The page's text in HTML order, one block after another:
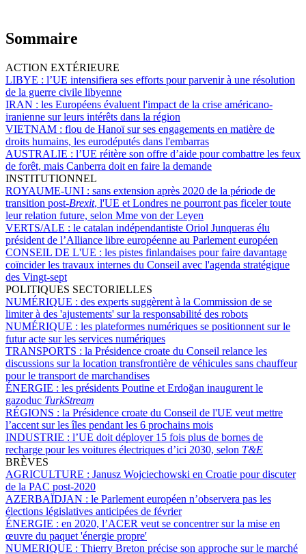
Sommaire
ACTION EXTÉRIEURE
LIBYE : l’UE intensifiera ses efforts pour parvenir à une résolution
de la guerre civile libyenne
IRAN : les Européens évaluent l'impact de la crise américano-
iranienne sur leurs intérêts dans la région
VIETNAM : flou de Hanoï sur ses engagements en matière de
droits humains, les eurodéputés dans l'embarras
AUSTRALIE : l’UE réitère son offre d’aide pour combattre les feux
de forêt, mais Canberra doit en faire la demande
INSTITUTIONNEL
ROYAUME-UNI : sans extension après 2020 de la période de
transition post-Brexit, l'UE et Londres ne pourront pas ficeler toute
leur relation future, selon Mme von der Leyen
VERTS/ALE : le catalan indépendantiste Oriol Junqueras élu
président de l’Alliance libre européenne au Parlement européen
CONSEIL DE L'UE : les pistes finlandaises pour faire davantage
coïncider les travaux internes du Conseil avec l'agenda stratégique
des Vingt-sept
POLITIQUES SECTORIELLES
NUMÉRIQUE : des experts suggèrent à la Commission de se
limiter à des 'ajustements' sur la responsabilité des robots
NUMÉRIQUE : les plateformes numériques se positionnent sur le
futur acte sur les services numériques
TRANSPORTS : la Présidence croate du Conseil relance les
discussions sur la location transfrontière de véhicules sans chauffeur
pour le transport de marchandises
ÉNERGIE : les présidents Poutine et Erdoğan inaugurent le
gazoduc TurkStream
RÉGIONS : la Présidence croate du Conseil de l'UE veut mettre
l’accent sur les îles pendant les 6 prochains mois
INDUSTRIE : l’UE doit déployer 15 fois plus de bornes de
recharge pour les voitures électriques d’ici 2030, selon T&E
BRÈVES
AGRICULTURE : Janusz Wojciechowski en Croatie pour discuter
de la PAC post-2020
AZERBAÏDJAN : le Parlement européen n’observera pas les
élections législatives anticipées de février
ÉNERGIE : en 2020, l’ACER veut se concentrer sur la mise en
œuvre du paquet 'énergie propre'
NUMERIQUE : Thierry Breton précise son approche sur le marché